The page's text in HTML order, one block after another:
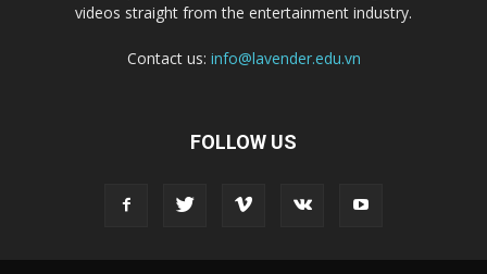
videos straight from the entertainment industry.
Contact us: info@lavender.edu.vn
FOLLOW US